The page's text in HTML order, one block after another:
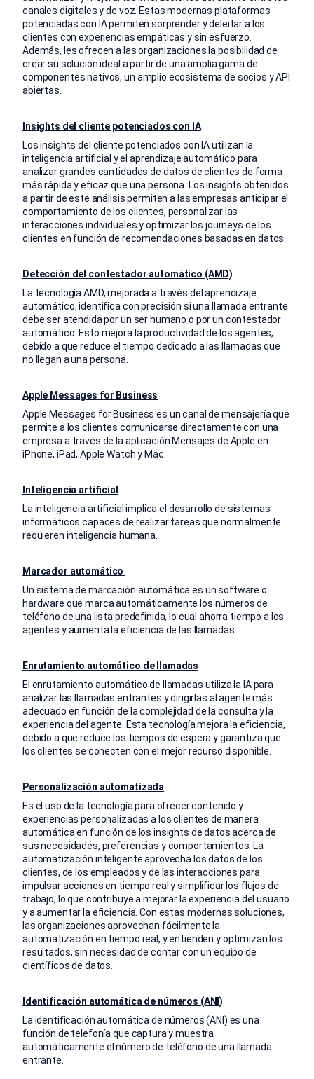
canales digitales y de voz. Estas modernas plataformas
potenciadas con IA permiten sorprender y deleitar a los
clientes con experiencias empáticas y sin esfuerzo.
Además, les ofrecen a las organizaciones la posibilidad de
crear su solución ideal a partir de una amplia gama de
componentes nativos, un amplio ecosistema de socios y API
abiertas.
Insights del cliente potenciados con IA
Los insights del cliente potenciados con IA utilizan la
inteligencia artificial y el aprendizaje automático para
analizar grandes cantidades de datos de clientes de forma
más rápida y eficaz que una persona. Los insights obtenidos
a partir de este análisis permiten a las empresas anticipar el
comportamiento de los clientes, personalizar las
interacciones individuales y optimizar los journeys de los
clientes en función de recomendaciones basadas en datos.
Detección del contestador automático (AMD)
La tecnología AMD, mejorada a través del aprendizaje
automático, identifica con precisión si una llamada entrante
debe ser atendida por un ser humano o por un contestador
automático. Esto mejora la productividad de los agentes,
debido a que reduce el tiempo dedicado a las llamadas que
no llegan a una persona.
Apple Messages for Business
Apple Messages for Business es un canal de mensajería que
permite a los clientes comunicarse directamente con una
empresa a través de la aplicación Mensajes de Apple en
iPhone, iPad, Apple Watch y Mac.
Inteligencia artificial
La inteligencia artificial implica el desarrollo de sistemas
informáticos capaces de realizar tareas que normalmente
requieren inteligencia humana.
Marcador automático
Un sistema de marcación automática es un software o
hardware que marca automáticamente los números de
teléfono de una lista predefinida, lo cual ahorra tiempo a los
agentes y aumenta la eficiencia de las llamadas.
Enrutamiento automático de llamadas
El enrutamiento automático de llamadas utiliza la IA para
analizar las llamadas entrantes y dirigirlas al agente más
adecuado en función de la complejidad de la consulta y la
experiencia del agente. Esta tecnología mejora la eficiencia,
debido a que reduce los tiempos de espera y garantiza que
los clientes se conecten con el mejor recurso disponible.
Personalización automatizada
Es el uso de la tecnología para ofrecer contenido y
experiencias personalizadas a los clientes de manera
automática en función de los insights de datos acerca de
sus necesidades, preferencias y comportamientos. La
automatización inteligente aprovecha los datos de los
clientes, de los empleados y de las interacciones para
impulsar acciones en tiempo real y simplificar los flujos de
trabajo, lo que contribuye a mejorar la experiencia del usuario
y a aumentar la eficiencia. Con estas modernas soluciones,
las organizaciones aprovechan fácilmente la
automatización en tiempo real, y entienden y optimizan los
resultados, sin necesidad de contar con un equipo de
científicos de datos.
Identificación automática de números (ANI)
La identificación automática de números (ANI) es una
función de telefonía que captura y muestra
automáticamente el número de teléfono de una llamada
entrante.